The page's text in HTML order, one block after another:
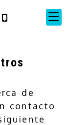
de
contacto